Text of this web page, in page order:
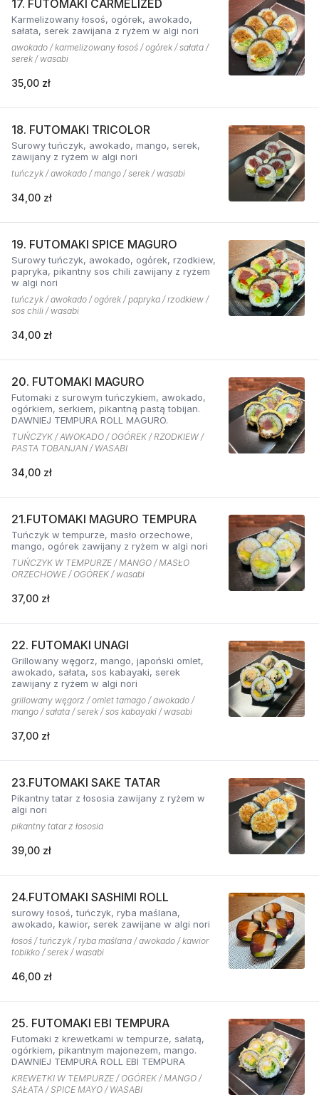
17. FUTOMAKI CARMELIZED
Karmelizowany łosoś, ogórek, awokado,
sałata, serek zawijana z ryżem w algi nori
awokado / karmelizowany łosoś / ogórek / sałata /
serek / wasabi
35,00 zł
18. FUTOMAKI TRICOLOR
Surowy tuńczyk, awokado, mango, serek,
zawijany z ryżem w algi nori
tuńczyk / awokado / mango / serek / wasabi
34,00 zł
19. FUTOMAKI SPICE MAGURO
Surowy tuńczyk, awokado, ogórek, rzodkiew,
papryka, pikantny sos chili zawijany z ryżem
w algi nori
tuńczyk / awokado / ogórek / papryka / rzodkiew /
sos chili / wasabi
34,00 zł
20. FUTOMAKI MAGURO
Futomaki z surowym tuńczykiem, awokado,
ogórkiem, serkiem, pikantną pastą tobijan.
DAWNIEJ TEMPURA ROLL MAGURO.
TUŃCZYK / AWOKADO / OGÓREK / RZODKIEW /
PASTA TOBANJAN / WASABI
34,00 zł
21.FUTOMAKI MAGURO TEMPURA
Tuńczyk w tempurze, masło orzechowe,
mango, ogórek zawijany z ryżem w algi nori
TUŃCZYK W TEMPURZE / MANGO / MASŁO
ORZECHOWE / OGÓREK / wasabi
37,00 zł
22. FUTOMAKI UNAGI
Grillowany węgorz, mango, japoński omlet,
awokado, sałata, sos kabayaki, serek
zawijany z ryżem w algi nori
grillowany węgorz / omlet tamago / awokado /
mango / sałata / serek / sos kabayaki / wasabi
37,00 zł
23.FUTOMAKI SAKE TATAR
Pikantny tatar z łososia zawijany z ryżem w
algi nori
pikantny tatar z łososia
39,00 zł
24.FUTOMAKI SASHIMI ROLL
surowy łosoś, tuńczyk, ryba maślana,
awokado, kawior, serek zawijane w algi nori
łosoś / tuńczyk / ryba maślana / awokado / kawior
tobikko / serek / wasabi
46,00 zł
25. FUTOMAKI EBI TEMPURA
Futomaki z krewetkami w tempurze, sałatą,
ogórkiem, pikantnym majonezem, mango.
DAWNIEJ TEMPURA ROLL EBI TEMPURA
KREWETKI W TEMPURZE / OGÓREK / MANGO /
SAŁATA / SPICE MAYO / WASABI